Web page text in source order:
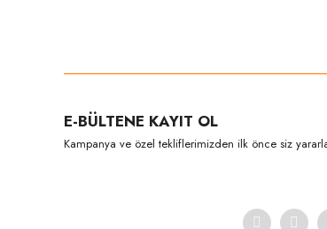
Ürün açıklamasında eksik bilgiler bulunuyor.
Ürün bilgilerinde hatalar bulunuyor.
E-BÜLTENE KAYIT OL
Kampanya ve özel tekliflerimizden ilk önce siz